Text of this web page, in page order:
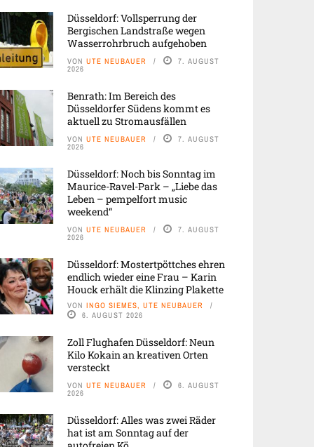
Düsseldorf: Vollsperrung der
Bergischen Landstraße wegen
Wasserrohrbruch aufgehoben
VON UTE NEUBAUER 7. AUGUST
2026
Benrath: Im Bereich des
Düsseldorfer Südens kommt es
aktuell zu Stromausfällen
VON UTE NEUBAUER 7. AUGUST
2026
Düsseldorf: Noch bis Sonntag im
Maurice-Ravel-Park – „Liebe das
Leben – pempelfort music
weekend“
VON UTE NEUBAUER 7. AUGUST
2026
Düsseldorf: Mostertpöttches ehren
endlich wieder eine Frau – Karin
Houck erhält die Klinzing Plakette
VON INGO SIEMES, UTE NEUBAUER
6. AUGUST 2026
Zoll Flughafen Düsseldorf: Neun
Kilo Kokain an kreativen Orten
versteckt
VON UTE NEUBAUER 6. AUGUST
2026
Düsseldorf: Alles was zwei Räder
hat ist am Sonntag auf der